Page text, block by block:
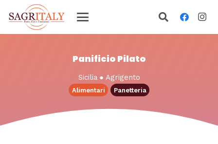
Panificio Pilato
Sicilia ● Agrigento
Alimentari Panetteria